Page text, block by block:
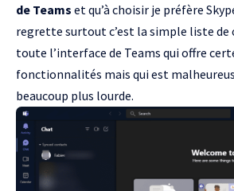
de Teams et qu’à choisir je préfère
regrette surtout c’est la simple liste
toute l’interface de Teams qui offre
fonctionnalités mais qui est
beaucoup plus lourde.